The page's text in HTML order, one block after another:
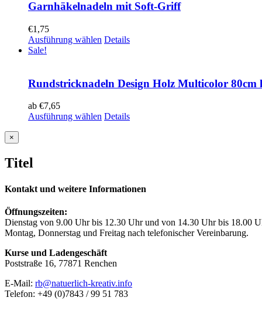
Garnhäkelnadeln mit Soft-Griff
€1,75
Ausführung wählen Details
Sale!
Rundstricknadeln Design Holz Multicolor 80cm
ab €7,65
Ausführung wählen Details
Close
product
view
×
Titel
Kontakt und weitere Informationen
Öffnungszeiten:
Dienstag von 9.00 Uhr bis 12.30 Uhr und von 14.30 Uhr bis 18.00
Montag, Donnerstag und Freitag nach telefonischer Vereinbarung.
Kurse und Ladengeschäft
Poststraße 16, 77871 Renchen
E-Mail: rb@natuerlich-kreativ.info
Telefon: +49 (0)7843 / 99 51 783